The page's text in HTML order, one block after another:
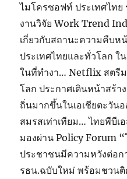
ไมโครซอฟท์ ประเทศไท
งานวิจัย Work Trend
เกี่ยวกับสถานะความคืบห
ประเทศไทยและทั่วโลก ใ
ในที่ทำงา… Netflix สตรี
โลก ประกาศเดินหน้าสร้า
ถิ่นมากขึ้นในเอเชียตะวัน
สมรสเท่าเทียม… ไทยพีบีเ
มองผ่าน Policy Forum
ประชาชนมีความหวังต่อก
รธน.ฉบับใหม่ พร้อมชวน